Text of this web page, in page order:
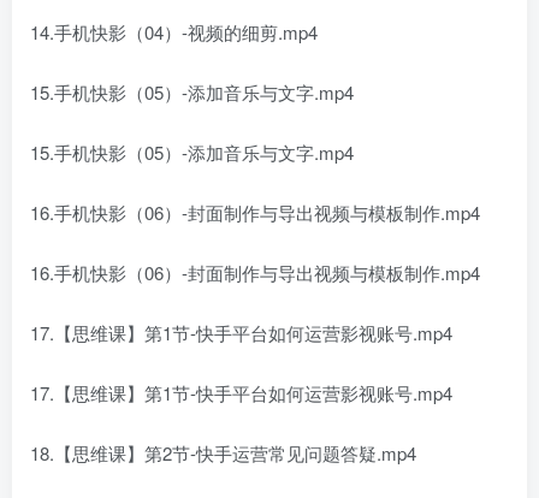
14.手机快影（04）-视频的细剪.mp4
15.手机快影（05）-添加音乐与文字.mp4
15.手机快影（05）-添加音乐与文字.mp4
16.手机快影（06）-封面制作与导出视频与模板制作.mp4
16.手机快影（06）-封面制作与导出视频与模板制作.mp4
17.【思维课】第1节-快手平台如何运营影视账号.mp4
17.【思维课】第1节-快手平台如何运营影视账号.mp4
18.【思维课】第2节-快手运营常见问题答疑.mp4